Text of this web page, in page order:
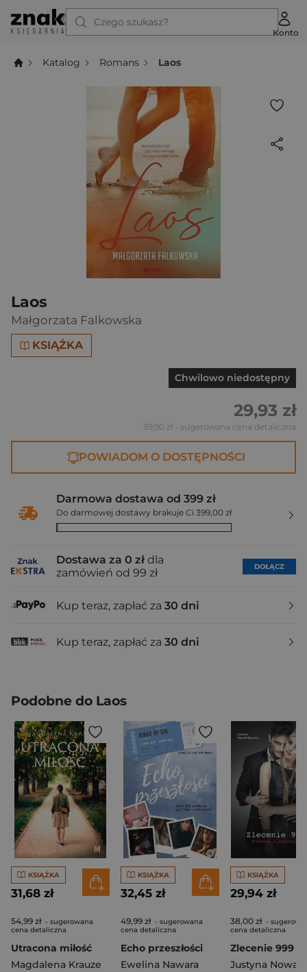
Czego szukasz?
Konto
Katalog Romans Laos
Laos
Małgorzata Falkowska
KSIĄŻKA
Chwilowo niedostępny
29,93 zł
39,90 zł - sugerowana cena detaliczna
POWIADOM O DOSTĘPNOŚCI
Darmowa dostawa od 399 zł
Do darmowej dostawy brakuje Ci 399,00 zł
Dostawa za 0 zł dla
zamówień od 99 zł
DOŁĄCZ
Kup teraz, zapłać za 30 dni
Kup teraz, zapłać za 30 dni
Podobne do Laos
KSIĄŻKA
31,68 zł
54,99 zł - sugerowana
cena detaliczna
Utracona miłość
Magdalena Krauze
KSIĄŻKA
32,45 zł
49,99 zł - sugerowana
cena detaliczna
Echo przeszłości
Ewelina Nawara
KSIĄŻKA
29,94 zł
38,00 zł -
cena detaliczna